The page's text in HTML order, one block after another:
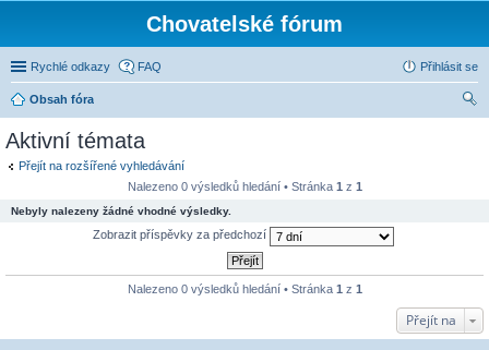
Chovatelské fórum
Rychlé odkazy FAQ Přihlásit se
Obsah fóra
Aktivní témata
Přejít na rozšířené vyhledávání
Nalezeno 0 výsledků hledání • Stránka 1 z 1
Nebyly nalezeny žádné vhodné výsledky.
Zobrazit příspěvky za předchozí
Nalezeno 0 výsledků hledání • Stránka 1 z 1
Přejít na